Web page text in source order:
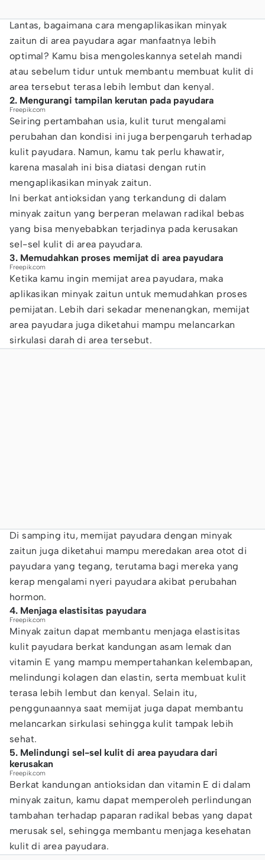
Lantas, bagaimana cara mengaplikasikan minyak
zaitun di area payudara agar manfaatnya lebih
optimal? Kamu bisa mengoleskannya setelah mandi
atau sebelum tidur untuk membantu membuat kulit di
area tersebut terasa lebih lembut dan kenyal.
2. Mengurangi tampilan kerutan pada payudara
Freepik.com
Seiring pertambahan usia, kulit turut mengalami
perubahan dan kondisi ini juga berpengaruh terhadap
kulit payudara. Namun, kamu tak perlu khawatir,
karena masalah ini bisa diatasi dengan rutin
mengaplikasikan minyak zaitun.
Ini berkat antioksidan yang terkandung di dalam
minyak zaitun yang berperan melawan radikal bebas
yang bisa menyebabkan terjadinya pada kerusakan
sel-sel kulit di area payudara.
3. Memudahkan proses memijat di area payudara
Freepik.com
Ketika kamu ingin memijat area payudara, maka
aplikasikan minyak zaitun untuk memudahkan proses
pemijatan. Lebih dari sekadar menenangkan, memijat
area payudara juga diketahui mampu melancarkan
sirkulasi darah di area tersebut.
Di samping itu, memijat payudara dengan minyak
zaitun juga diketahui mampu meredakan area otot di
payudara yang tegang, terutama bagi mereka yang
kerap mengalami nyeri payudara akibat perubahan
hormon.
4. Menjaga elastisitas payudara
Freepik.com
Minyak zaitun dapat membantu menjaga elastisitas
kulit payudara berkat kandungan asam lemak dan
vitamin E yang mampu mempertahankan kelembapan,
melindungi kolagen dan elastin, serta membuat kulit
terasa lebih lembut dan kenyal. Selain itu,
penggunaannya saat memijat juga dapat membantu
melancarkan sirkulasi sehingga kulit tampak lebih
sehat.
5. Melindungi sel-sel kulit di area payudara dari
kerusakan
Freepik.com
Berkat kandungan antioksidan dan vitamin E di dalam
minyak zaitun, kamu dapat memperoleh perlindungan
tambahan terhadap paparan radikal bebas yang dapat
merusak sel, sehingga membantu menjaga kesehatan
kulit di area payudara.